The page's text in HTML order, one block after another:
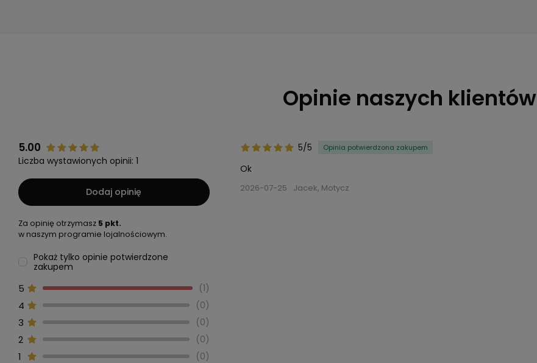
Opinie naszych klientów
5.00
Liczba wystawionych opinii: 1
Dodaj opinię
Za opinię otrzymasz 5 pkt.
w naszym programie lojalnościowym.
Pokaż tylko opinie potwierdzone
zakupem
5 1
4 0
3 0
2 0
1 0
5/5 Opinia potwierdzona zakupem
Ok
2026-07-25 Jacek, Motycz